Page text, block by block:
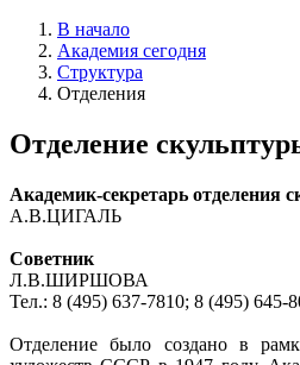
В начало
Академия сегодня
Структура
Отделения
Отделение
Академик-секретарь отделения
А.В.ЦИГАЛЬ
Советник
Л.В.ШИРШОВА
Тел.: 8 (495) 637-7810; 8 (495) 645-
Отделение было создано в